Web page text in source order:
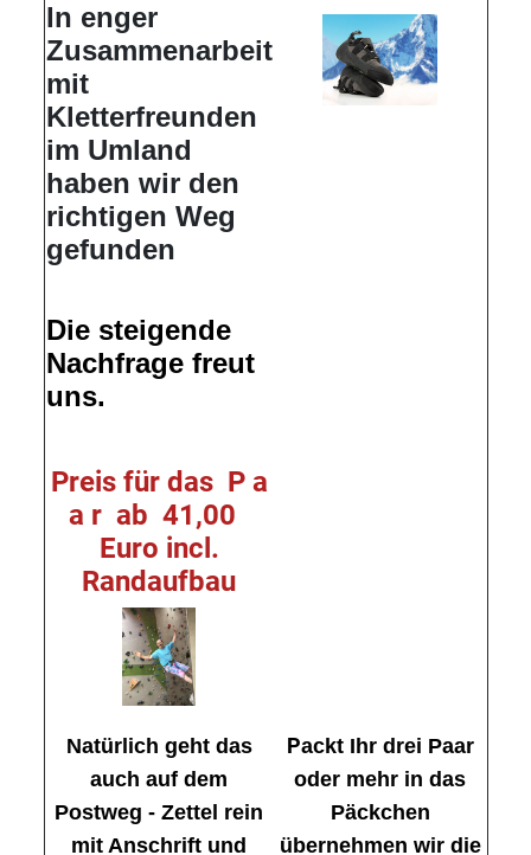
In enger
Zusammenarbeit
mit
Kletterfreunden
im Umland
haben wir den
richtigen Weg
gefunden
Die steigende
Nachfrage freut
uns.
Preis für das P a
a r ab 41,00
Euro incl.
Randaufbau
Natürlich geht das
auch auf dem
Postweg - Zettel rein
mit Anschrift und
Packt Ihr drei Paar
oder mehr in das
Päckchen
übernehmen wir die